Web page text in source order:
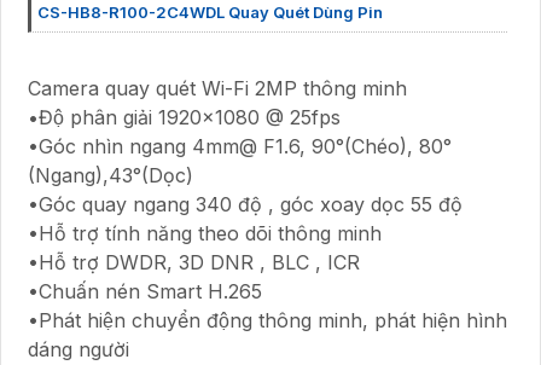
CS-HB8-R100-2C4WDL Quay Quét Dùng Pin
Camera quay quét Wi-Fi 2MP thông minh
•Độ phân giải 1920x1080 @ 25fps
•Góc nhìn ngang 4mm@ F1.6, 90°(Chéo), 80°
(Ngang),43°(Dọc)
•Góc quay ngang 340 độ , góc xoay dọc 55 độ
•Hỗ trợ tính năng theo dõi thông minh
•Hỗ trợ DWDR, 3D DNR , BLC , ICR
•Chuấn nén Smart H.265
•Phát hiện chuyển động thông minh, phát hiện hình
dáng người